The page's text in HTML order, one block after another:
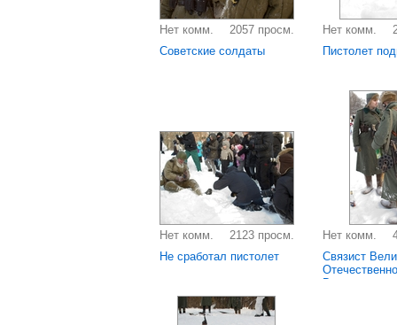
Нет комм.
2057 просм.
Советские солдаты
Нет комм.
Пистолет
Нет комм.
2123 просм.
Не сработал пистолет
Нет комм.
Связист
Вид сзади.